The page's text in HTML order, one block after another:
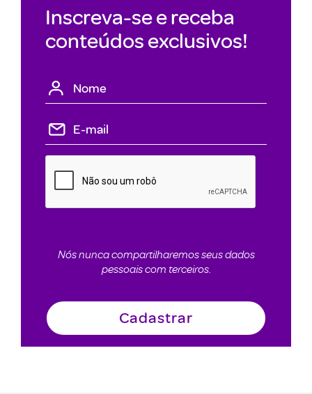
Inscreva-se e receba
conteúdos exclusivos!
Nós nunca compartilharemos seus dados
pessoais com terceiros.